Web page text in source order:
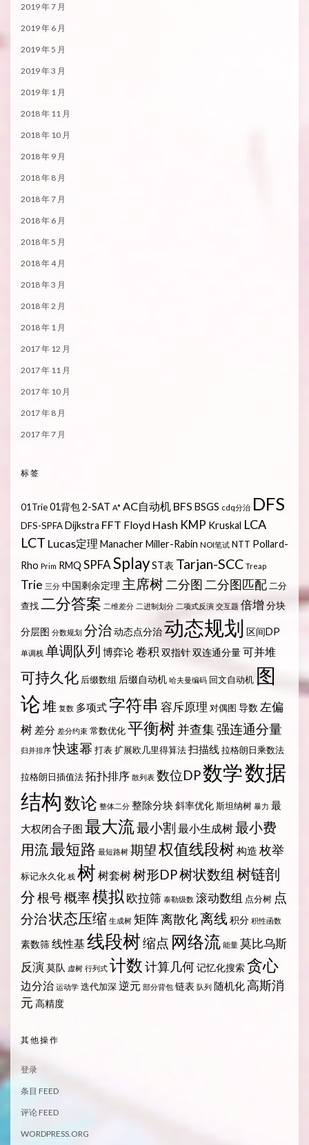
2019 年 7 月
2019 年 6 月
2019 年 5 月
2019 年 3 月
2019 年 1 月
2018 年 11 月
2018 年 10 月
2018 年 9 月
2018 年 8 月
2018 年 7 月
2018 年 6 月
2018 年 5 月
2018 年 4 月
2018 年 3 月
2018 年 2 月
2018 年 1 月
2017 年 12 月
2017 年 11 月
2017 年 10 月
2017 年 8 月
2017 年 7 月
标签
01Trie01背包2-SAT A* AC自动机 BFS BSGS cdq分治 DFS
DFS-SPFADijkstra FFT Floyd Hash KMP Kruskal LCA
LCT Lucas定理 ManacherMiller-Rabin NOI笔试 NTT Pollard-
Rho Prim RMQ SPFASplayST表 Tarjan-SCC Treap
Trie 三分 中国剩余定理 主席树二分图 二分图匹配 二分
查找二分答案 二维差分 二进制划分 二项式反演 交互题 倍增 分块
分层图 分数规划 分治动态点分治动态规划 区间DP
单调栈 单调队列 博弈论卷积 双指针双连通分量可并堆
可持久化 后缀数组 后缀自动机 哈夫曼编码 回文自动机 图
论堆 复数 多项式字符串 容斥原理 对偶图 导数 左偏
树 差分 差分约束 常数优化平衡树并查集强连通分量
归并排序 快速幂 打表扩展欧几里得算法扫描线 拉格朗日乘数法
拉格朗日插值法拓扑排序 散列表 数位DP数学数据
结构数论 整体二分 整除分块斜率优化斯坦纳树 暴力 最
大权闭合子图 最大流最小割 最小生成树最小费
用流最短路 最短路树 期望权值线段树构造 枚举
标记永久化 栈 树 树套树树形DP树状数组 树链剖
分根号概率模拟 欧拉筛 泰勒级数 滚动数组 点分树 点
分治状态压缩 生成树 矩阵离散化离线 积分 积性函数
素数筛线性基 线段树缩点 网络流 能量 莫比乌斯
反演莫队 虚树 行列式 计数计算几何记忆化搜索贪心
边分治 运动学 迭代加深 逆元 部分背包 链表 队列 随机化 高斯消
元 高精度
其他操作
登录
条目 FEED
评论 FEED
WORDPRESS.ORG